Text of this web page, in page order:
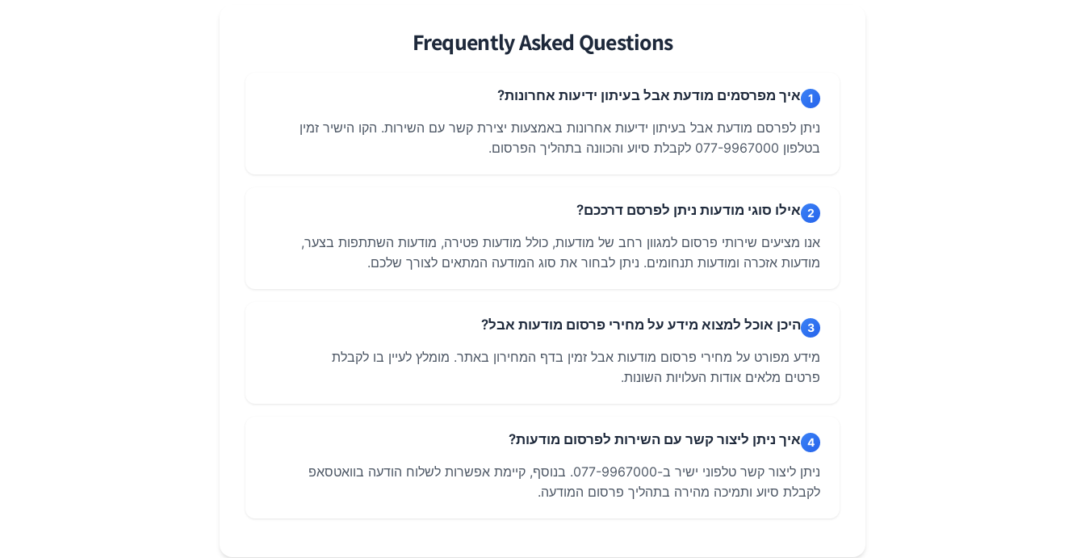
Frequently Asked Questions
1 איך מפרסמים מודעת אבל בעיתון ידיעות אחרונות?
ניתן לפרסם מודעת אבל בעיתון ידיעות אחרונות באמצעות יצירת קשר עם השירות. הקו הישיר זמין
בטלפון 077-9967000 לקבלת סיוע והכוונה בתהליך הפרסום.
2 אילו סוגי מודעות ניתן לפרסם דרככם?
אנו מציעים שירותי פרסום למגוון רחב של מודעות, כולל מודעות פטירה, מודעות השתתפות בצער,
מודעות אזכרה ומודעות תנחומים. ניתן לבחור את סוג המודעה המתאים לצורך שלכם.
3 היכן אוכל למצוא מידע על מחירי פרסום מודעות אבל?
מידע מפורט על מחירי פרסום מודעות אבל זמין בדף המחירון באתר. מומלץ לעיין בו לקבלת
פרטים מלאים אודות העלויות השונות.
4 איך ניתן ליצור קשר עם השירות לפרסום מודעות?
ניתן ליצור קשר טלפוני ישיר ב-077-9967000. בנוסף, קיימת אפשרות לשלוח הודעה בוואטסאפ
לקבלת סיוע ותמיכה מהירה בתהליך פרסום המודעה.